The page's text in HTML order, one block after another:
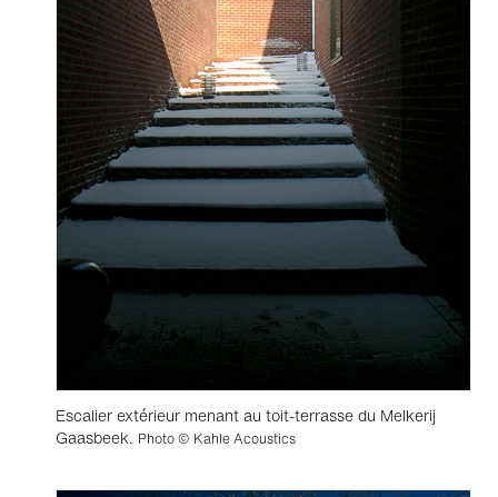
Escalier extérieur menant au toit-terrasse du Melkerij
Gaasbeek. Photo © Kahle Acoustics